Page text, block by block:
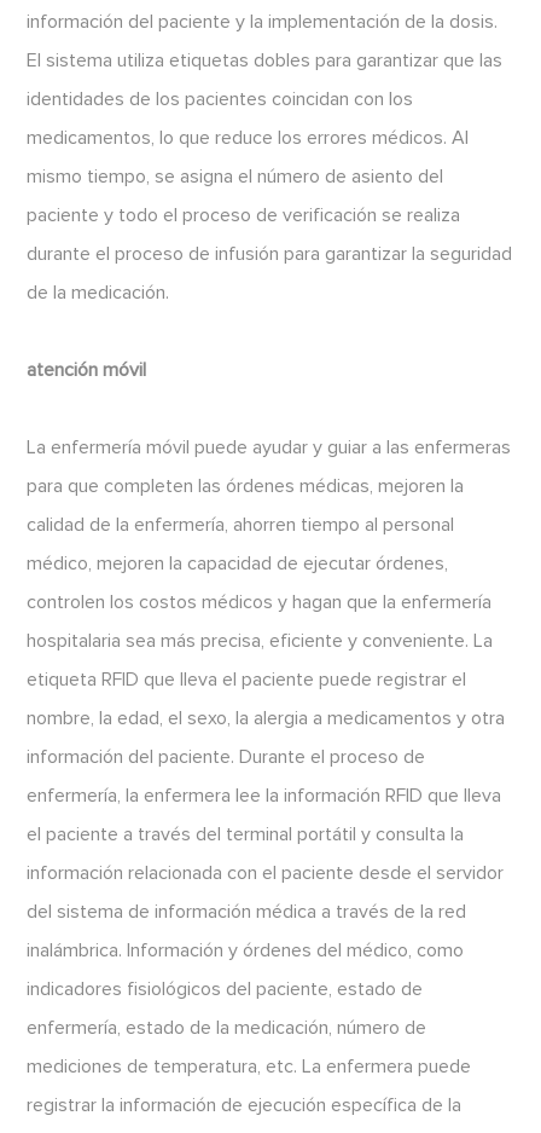
información del paciente y la implementación de la dosis.
El sistema utiliza etiquetas dobles para garantizar que las
identidades de los pacientes coincidan con los
medicamentos, lo que reduce los errores médicos. Al
mismo tiempo, se asigna el número de asiento del
paciente y todo el proceso de verificación se realiza
durante el proceso de infusión para garantizar la seguridad
de la medicación.
atención móvil
La enfermería móvil puede ayudar y guiar a las enfermeras
para que completen las órdenes médicas, mejoren la
calidad de la enfermería, ahorren tiempo al personal
médico, mejoren la capacidad de ejecutar órdenes,
controlen los costos médicos y hagan que la enfermería
hospitalaria sea más precisa, eficiente y conveniente. La
etiqueta RFID que lleva el paciente puede registrar el
nombre, la edad, el sexo, la alergia a medicamentos y otra
información del paciente. Durante el proceso de
enfermería, la enfermera lee la información RFID que lleva
el paciente a través del terminal portátil y consulta la
información relacionada con el paciente desde el servidor
del sistema de información médica a través de la red
inalámbrica. Información y órdenes del médico, como
indicadores fisiológicos del paciente, estado de
enfermería, estado de la medicación, número de
mediciones de temperatura, etc. La enfermera puede
registrar la información de ejecución específica de la